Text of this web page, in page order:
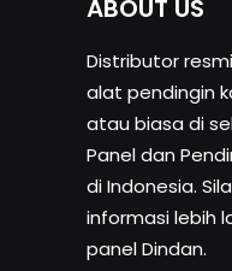
ABOUT US
Distributor
alat pendingin
atau biasa di
Panel dan
di Indonesia.
informasi lebih
panel Dindan.